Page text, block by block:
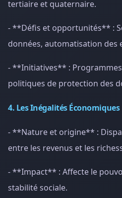
tertiaire et quaternaire.
- **Défis et opportunités** :
données, automatisation des
- **Initiatives** :
politiques de protection des
4. Les Inégalités Économiques
- **Nature et origine** :
entre les revenus et les
- **Impact** : Affecte le
stabilité sociale.